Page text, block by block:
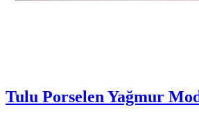
Tulu Porselen Yağmur